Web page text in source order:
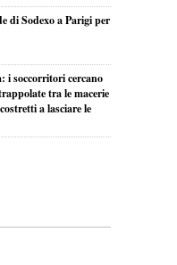
di Sodexo a Parigi per
i soccorritori cercano
tra le macerie
a lasciare le